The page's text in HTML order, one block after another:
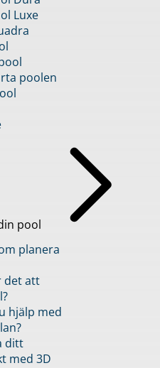
Luxe
poolen
pool
planera
det att
hjälp med
ditt
med 3D